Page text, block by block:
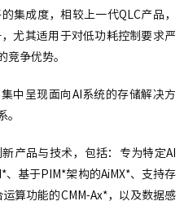
集成度，相较上一代QLC产品，
尤其适用于对低功耗控制要求严
竞争优势。
中呈现面向AI系统的存储解决方
。
产品与技术，包括：专为特定AI
、基于PIM*架构的AiMX*、支持存
算功能的CMM-Ax*，以及数据感